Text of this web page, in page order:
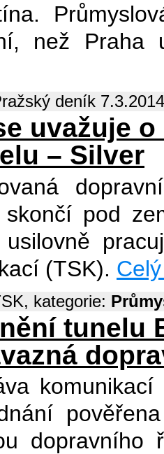
než Praha
deník
uvažuje
– Silver
skončí pod
(TSK).
kategorie:
tunelu
dopravního